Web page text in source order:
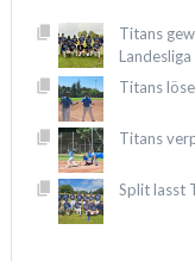
Titans
Titans
Titans
Split lasst